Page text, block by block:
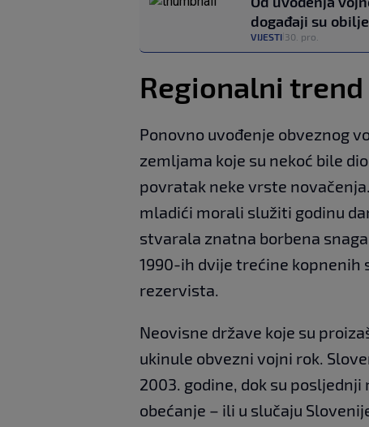
događaji su
VIJESTI 30. pro.
Regionalni
Ponovno uvođenje obveznog
zemljama koje su nekoć bile
povratak neke vrste
mladići morali služiti godinu
stvarala znatna borbena
1990-ih dvije trećine kopnenih
rezervista.
Neovisne države koje su
ukinule obvezni vojni rok.
2003. godine, dok su posljednji
obećanje – ili u slučaju